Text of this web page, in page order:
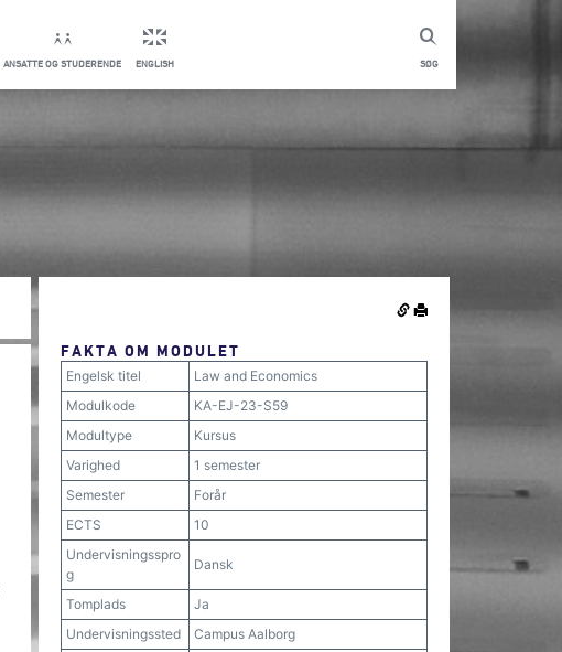
SØG
ANSATTE OG STUDERENDE ENGLISH
FAKTA OM MODULET
Engelsk titel
Law and Economics
Modulkode
KA-EJ-23-S59
Modultype
Kursus
Varighed
1 semester
Semester
Forår
ECTS
10
Undervisningsspro
g
Dansk
Tomplads
Ja
Undervisningssted
Campus Aalborg